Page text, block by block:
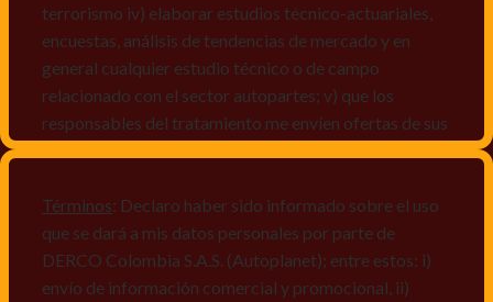
terrorismo iv) elaborar estudios técnico-actuariales,
encuestas, análisis de tendencias de mercado y en
general cualquier estudio técnico o de campo
relacionado con el sector autopartes; v) que los
responsables del tratamiento me envíen ofertas de sus
mismos, vi) crear bases de datos de acuerdo a las
características y perfiles de los titulares de Datos
Personales, v) encuestas de satisfacción, vi) reportes
recall.
Términos: Declaro haber sido informado sobre el uso
que se dará a mis datos personales por parte de
DERCO Colombia S.A.S. (Autoplanet); entre estos: i)
envío de información comercial y promocional, ii)